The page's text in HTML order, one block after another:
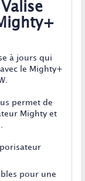
à jours qui
le Mighty+
permet de
Mighty et
pour une